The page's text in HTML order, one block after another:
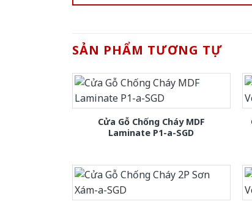
SẢN PHẨM TƯƠNG TỰ
Cửa Gỗ Chống Cháy MDF
Laminate P1-a-SGD